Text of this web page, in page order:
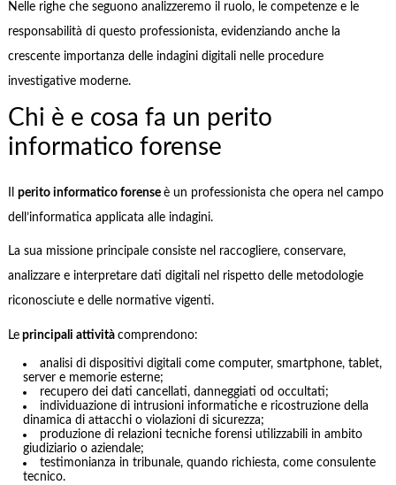
Nelle righe che seguono analizzeremo il ruolo, le competenze e le
responsabilità di questo professionista, evidenziando anche la
crescente importanza delle indagini digitali nelle procedure
investigative moderne.
Chi è e cosa fa un perito
informatico forense
perito informatico forense è un professionista che opera nel campo
dell’informatica applicata alle indagini.
La sua missione principale consiste nel raccogliere, conservare,
analizzare e interpretare dati digitali nel rispetto delle metodologie
riconosciute e delle normative vigenti.
Leprincipali attività comprendono:
analisi di dispositivi digitali come computer, smartphone, tablet,
server e memorie esterne;
recupero dei dati cancellati, danneggiati od occultati;
individuazione di intrusioni informatiche e ricostruzione della
dinamica di attacchi o violazioni di sicurezza;
produzione di relazioni tecniche forensi utilizzabili in ambito
giudiziario o aziendale;
testimonianza in tribunale, quando richiesta, come consulente
tecnico.